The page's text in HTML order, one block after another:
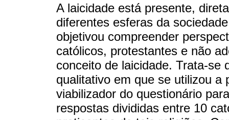
A laicidade está presente,
diferentes esferas da
objetivou compreender
católicos, protestantes e não
conceito de laicidade. Trata-se
qualitativo em que se utilizou a
viabilizador do questionário
respostas divididas entre 10